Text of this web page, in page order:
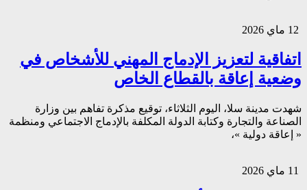
اتفاقية لتعزيز الإدماج المهني للأشخاص في
وضعية إعاقة بالقطاع الخاص
شهدت مدينة سلا، اليوم الثلاثاء، توقيع مذكرة تفاهم بين وزارة
الصناعة والتجارة وكتابة الدولة المكلفة بالإدماج الاجتماعي ومنظمة
« إعاقة دولية »،